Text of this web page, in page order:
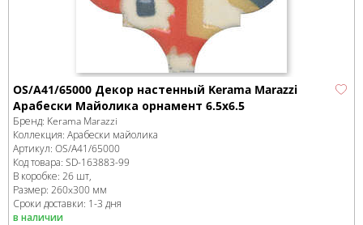
OS/A41/65000 Декор настенный Kerama Marazzi
Арабески Майолика орнамент 6.5x6.5
Бренд: Kerama Marazzi
Коллекция: Арабески майолика
Артикул: OS/A41/65000
Код товара: SD-163883-99
В коробке: 26 шт,
Размер: 260x300 мм
Сроки доставки: 1-3 дня
в наличии